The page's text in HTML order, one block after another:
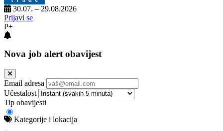
30.07. – 29.08.2026
Prijavi se
P+
Nova job alert obavijest
Email adresa
Učestalost
Tip obavijesti
Kategorije i lokacija